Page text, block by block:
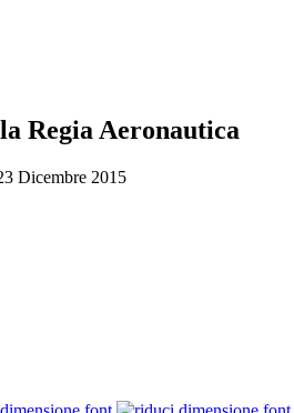
Regia Aeronautica
Dicembre 2015